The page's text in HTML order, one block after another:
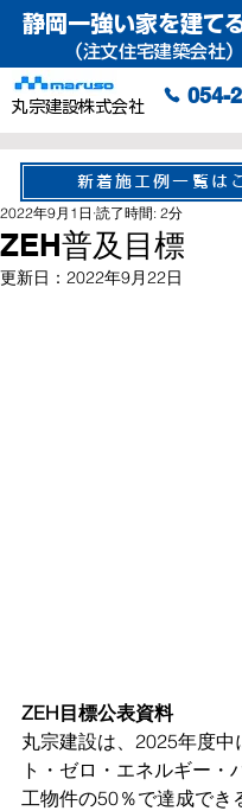
静岡一強い家を建て
（注文住宅建築会社
054-
丸宗建設株式会社
新着施工例一覧は
ZEH普及目標
2022年9月1日 読了時間: 2分
更新日： 2022年9月22日
ZEH目標公表資料
丸宗建設は、2025年度中
ト・ゼロ・エネルギー・
工物件の50％で達成でき